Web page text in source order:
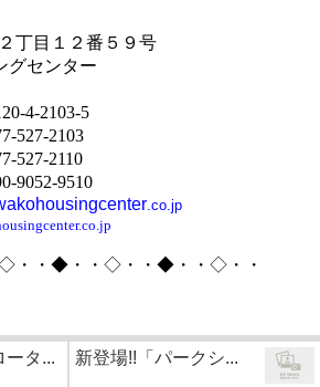
丁目１２番５９号
グセンター
4-2103-5
527-2103
527-2110
9052-9510
.co.jp
・◆・・◇・・◆・・◇・・
ータ... 新登場!!「パークシ...